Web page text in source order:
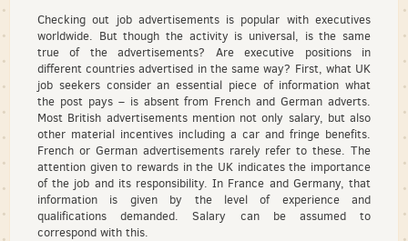
Checking out job advertisements is popular with executives
worldwide. But though the activity is universal, is the same
true of the advertisements? Are executive positions in
different countries advertised in the same way? First, what UK
job seekers consider an essential piece of information what
the post pays – is absent from French and German adverts.
Most British advertisements mention not only salary, but also
other material incentives including a car and fringe benefits.
French or German advertisements rarely refer to these. The
attention given to rewards in the UK indicates the importance
of the job and its responsibility. In France and Germany, that
information is given by the level of experience and
qualifications demanded. Salary can be assumed to
correspond with this.